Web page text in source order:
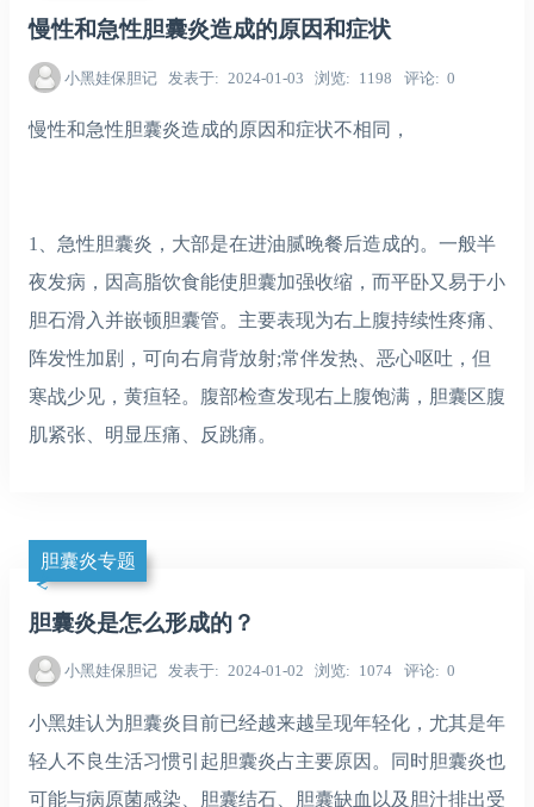
慢性和急性胆囊炎造成的原因和症状
小黑娃保胆记 发表于 2024-01-03 浏览 1198 评论 0
慢性和急性胆囊炎造成的原因和症状不相同，
1、急性胆囊炎，大部是在进油腻晚餐后造成的。一般半
夜发病，因高脂饮食能使胆囊加强收缩，而平卧又易于小
胆石滑入并嵌顿胆囊管。主要表现为右上腹持续性疼痛、
阵发性加剧，可向右肩背放射;常伴发热、恶心呕吐，但
寒战少见，黄疸轻。腹部检查发现右上腹饱满，胆囊区腹
肌紧张、明显压痛、反跳痛。
胆囊炎专题
胆囊炎是怎么形成的？
小黑娃保胆记 发表于 2024-01-02 浏览 1074 评论 0
小黑娃认为胆囊炎目前已经越来越呈现年轻化，尤其是年
轻人不良生活习惯引起胆囊炎占主要原因。同时胆囊炎也
可能与病原菌感染、胆囊结石、胆囊缺血以及胆汁排出受